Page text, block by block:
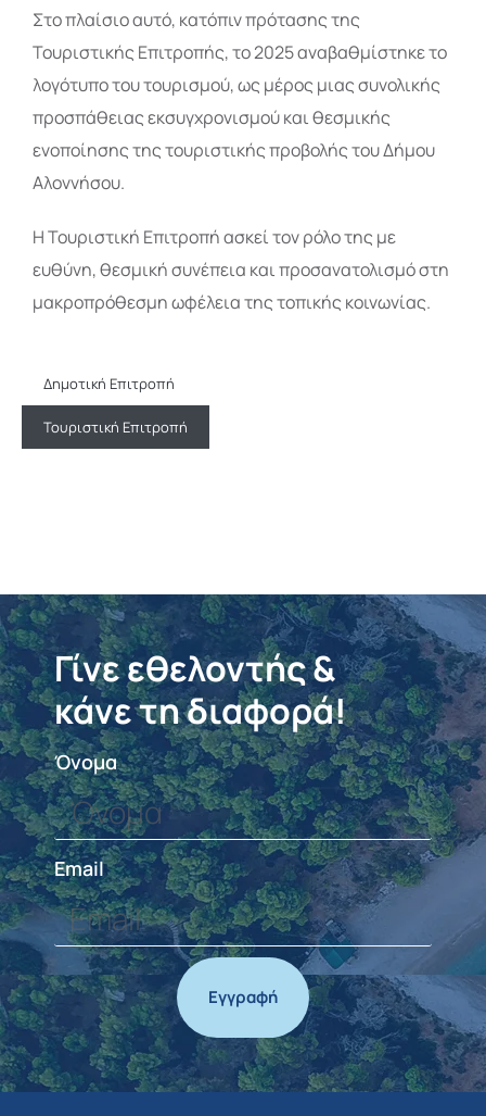
Στο πλαίσιο αυτό, κατόπιν πρότασης της
Τουριστικής Επιτροπής, το 2025 αναβαθμίστηκε το
λογότυπο του τουρισμού, ως μέρος μιας συνολικής
προσπάθειας εκσυγχρονισμού και θεσμικής
ενοποίησης της τουριστικής προβολής του Δήμου
Αλοννήσου.
Η Τουριστική Επιτροπή ασκεί τον ρόλο της με
ευθύνη, θεσμική συνέπεια και προσανατολισμό στη
μακροπρόθεσμη ωφέλεια της τοπικής κοινωνίας.
Δημοτική Επιτροπή
Τουριστική Επιτροπή
Γίνε εθελοντής &
κάνε τη διαφορά!
Όνομα
Email
Εγγραφή